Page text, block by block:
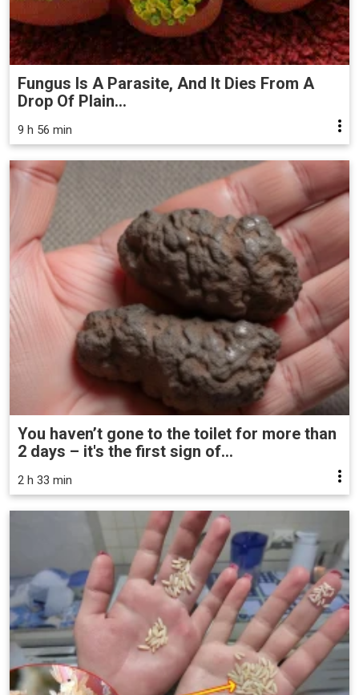
Fungus Is A Parasite, And It Dies From A
Drop Of Plain...
9 h 56 min
You haven’t gone to the toilet for more than
2 days – it's the first sign of...
2 h 33 min